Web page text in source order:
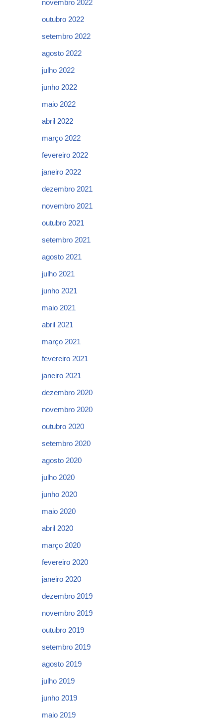
novembro 2022
outubro 2022
setembro 2022
agosto 2022
julho 2022
junho 2022
maio 2022
abril 2022
março 2022
fevereiro 2022
janeiro 2022
dezembro 2021
novembro 2021
outubro 2021
setembro 2021
agosto 2021
julho 2021
junho 2021
maio 2021
abril 2021
março 2021
fevereiro 2021
janeiro 2021
dezembro 2020
novembro 2020
outubro 2020
setembro 2020
agosto 2020
julho 2020
junho 2020
maio 2020
abril 2020
março 2020
fevereiro 2020
janeiro 2020
dezembro 2019
novembro 2019
outubro 2019
setembro 2019
agosto 2019
julho 2019
junho 2019
maio 2019